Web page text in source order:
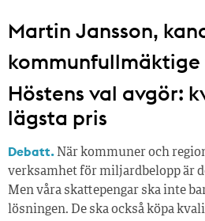
Martin Jansson,
kommunfullmäktige
Höstens val avgör:
lägsta pris
Debatt. När kommuner och
verksamhet för miljardbelopp är
Men våra skattepengar ska inte
lösningen. De ska också köpa